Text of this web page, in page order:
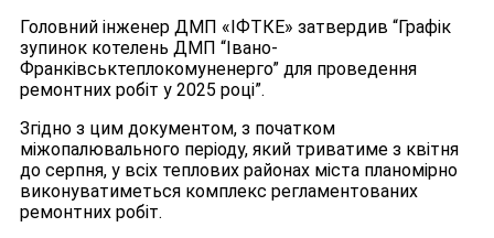
Головний інженер ДМП «ІФТКЕ» затвердив “Графік
зупинок котелень ДМП “Івано-
Франківськтеплокомуненерго” для проведення
ремонтних робіт у 2025 році”.
Згідно з цим документом, з початком
міжопалювального періоду, який триватиме з квітня
до серпня, у всіх теплових районах міста планомірно
виконуватиметься комплекс регламентованих
ремонтних робіт.